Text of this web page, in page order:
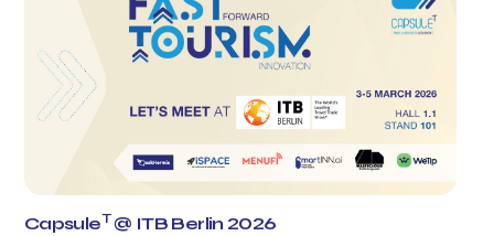
CapsuleT@ ITB Berlin 2026